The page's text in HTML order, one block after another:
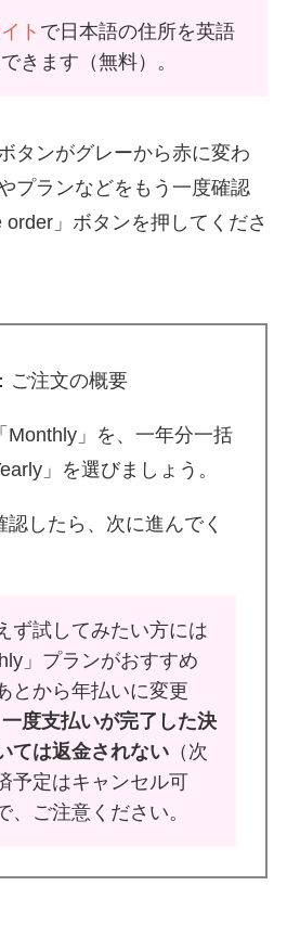
ト で日本語の住所を英語
きます（無料）。
タンがグレーから赤に変わ
プランなどをもう一度確認
order」ボタンを押してくださ
ご注文の概要
Monthly」を、一年分一括
」を選びましょう。
したら、次に進んでく
ず試してみたい方には
」プランがおすすめ
とから年払いに変更
一度支払いが完了した決
ては返金されない（次
予定はキャンセル可
、ご注意ください。